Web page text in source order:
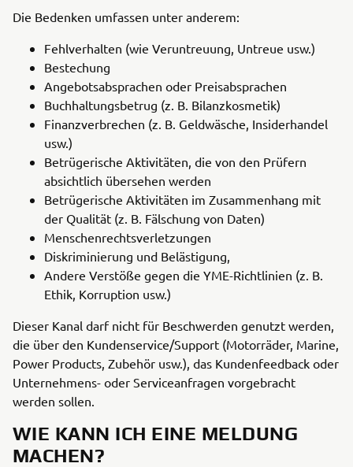
Die Bedenken umfassen unter anderem:
Fehlverhalten (wie Veruntreuung, Untreue usw.)
Bestechung
Angebotsabsprachen oder Preisabsprachen
Buchhaltungsbetrug (z. B. Bilanzkosmetik)
Finanzverbrechen (z. B. Geldwäsche, Insiderhandel
usw.)
Betrügerische Aktivitäten, die von den Prüfern
absichtlich übersehen werden
Betrügerische Aktivitäten im Zusammenhang mit
der Qualität (z. B. Fälschung von Daten)
Menschenrechtsverletzungen
Diskriminierung und Belästigung,
Andere Verstöße gegen die YME-Richtlinien (z. B.
Ethik, Korruption usw.)
Dieser Kanal darf nicht für Beschwerden genutzt werden,
die über den Kundenservice/Support (Motorräder, Marine,
Power Products, Zubehör usw.), das Kundenfeedback oder
Unternehmens- oder Serviceanfragen vorgebracht
werden sollen.
WIE KANN ICH EINE MELDUNG
MACHEN?